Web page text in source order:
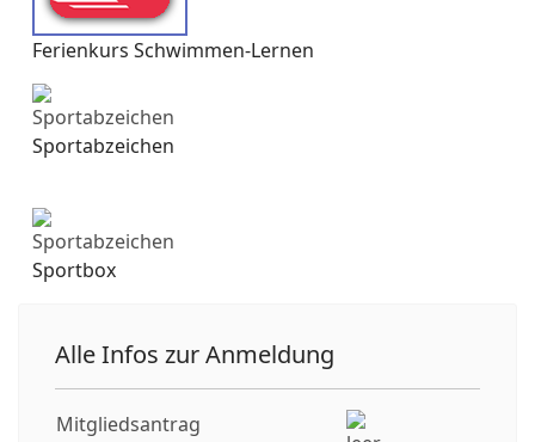
Ferienkurs Schwimmen-Lernen
Sportabzeichen
Sportbox
Alle Infos zur Anmeldung
Mitgliedsantrag